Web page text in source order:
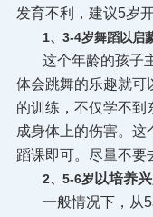
发育不利，建议5岁
1、3-4岁舞蹈以启
这个年龄的孩子
体会跳舞的乐趣就可
的训练，不仅学不到
成身体上的伤害。
蹈课即可。尽量不要
2、5-6岁 以培养
一般情况下，从